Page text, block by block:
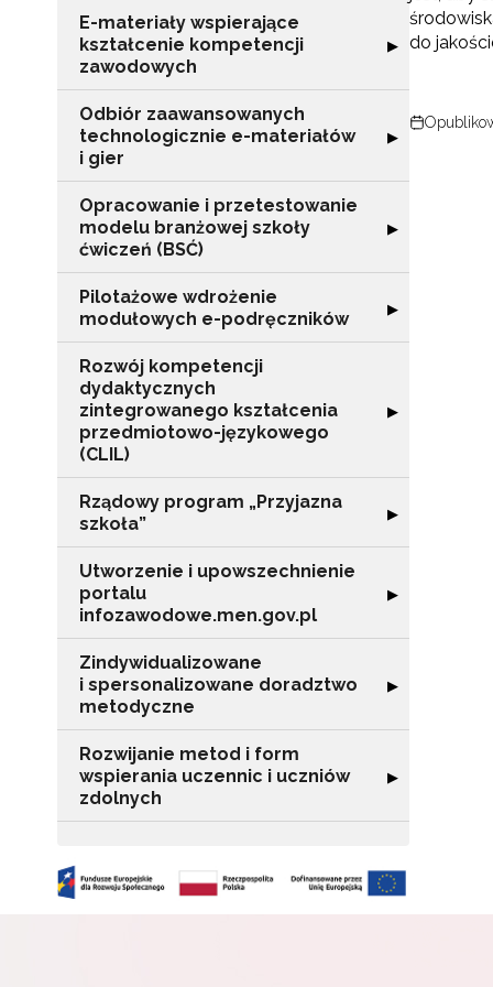
E-materiały wspierające
kształcenie kompetencji
zawodowych
Rozwiń sekcję
▶
Odbiór zaawansowanych
technologicznie e-materiałów
i gier
Rozwiń sekcję
▶
Opracowanie i przetestowanie
modelu branżowej szkoły
ćwiczeń (BSĆ)
Rozwiń sekcję
▶
Pilotażowe wdrożenie
modułowych e-podręczników
Rozwiń sekcję
▶
Rozwój kompetencji
dydaktycznych
zintegrowanego kształcenia
przedmiotowo-językowego
(CLIL)
Rozwiń sekcję
▶
Rządowy program „Przyjazna
szkoła”
Rozwiń sekcję
▶
Utworzenie i upowszechnienie
portalu
infozawodowe.men.gov.pl
Rozwiń sekcję
▶
Zindywidualizowane
i spersonalizowane doradztwo
metodyczne
Rozwiń sekcję
▶
Rozwijanie metod i form
wspierania uczennic i uczniów
zdolnych
Rozwiń sekcję
▶
do